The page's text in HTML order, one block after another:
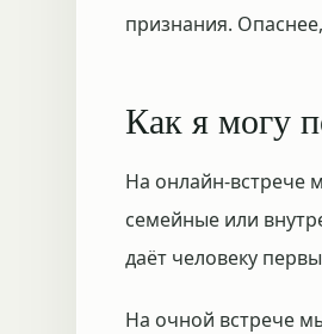
признания.
Как я могу
На онлайн-встрече
семейные или
даёт человеку
На очной встрече